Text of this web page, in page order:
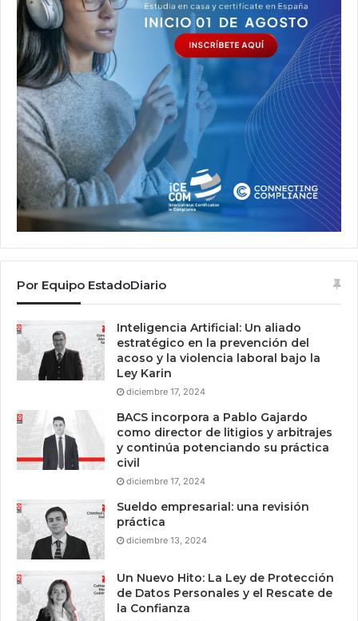
Por Equipo EstadoDiario
Inteligencia Artificial: Un aliado
estratégico en la prevención del
acoso y la violencia laboral bajo la
Ley Karin
diciembre 17, 2024
BACS incorpora a Pablo Gajardo
como director de litigios y arbitrajes
y continúa potenciando su práctica
civil
diciembre 17, 2024
Sueldo empresarial: una revisión
práctica
diciembre 13, 2024
Un Nuevo Hito: La Ley de Protección
de Datos Personales y el Rescate de
la Confianza